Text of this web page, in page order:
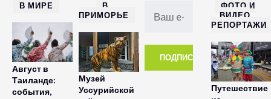
В МИРЕ
Август в
Таиланде:
события,
В
ПРИМОРЬЕ
Музей
Уссурийской
ФОТО И
ВИДЕО
РЕПОРТАЖИ
Путешествие